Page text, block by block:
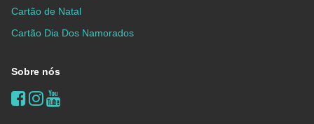
Cartão de Natal
Cartão Dia Dos Namorados
Sobre nós